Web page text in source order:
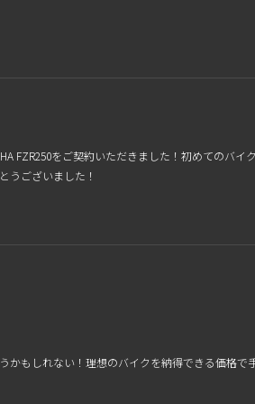
FZR250をご契約いただきました！初めてのバ
うございました！
かもしれない！理想のバイクを納得できる価格で